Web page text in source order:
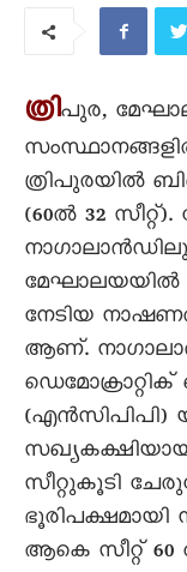
ത്രിപുര,
ത്രിപുരയില്‍
(60ല്‍ 32
മേഘാലയയില്‍
നേടിയ
ആണ്.
ഡെമോക്രാറ്റിക്
(എന്‍സിപിപി)
സഖ്യകക്ഷിയായ
സീറ്റുകൂടി
ഭൂരിപക്ഷമായി
ആകെ സീറ്റ്